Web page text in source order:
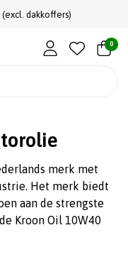
(excl. dakkoffers)
0
merk met
Het merk biedt
aan de strengste
Kroon Oil 10W40